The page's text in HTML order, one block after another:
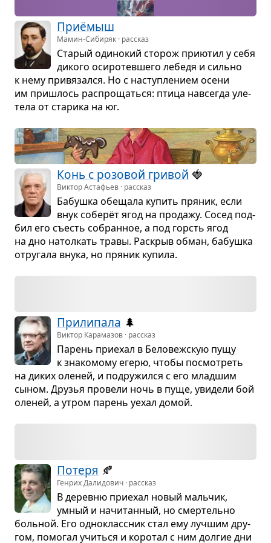
Приёмыш
Мамин-Сибиряк · рассказ
Ста­рый оди­но­кий сто­рож при­ю­тил у себя
дикого оси­ро­тев­шего лебедя и сильно
к нему при­вя­зался. Но с наступ­ле­нием осени
им при­шлось рас­про­щаться: птица навсе­гда уле­
тела от ста­рика на юг.
Конь с розо­вой гри­вой 🍓
Виктор Астафьев · рассказ
Бабушка обе­щала купить пря­ник, если
внук соберёт ягод на про­дажу. Сосед под­
бил его съесть собран­ное, а под горсть ягод
на дно натол­кать травы. Рас­крыв обман, бабушка
отру­гала внука, но пря­ник купила.
При­ли­пала 🌲
Виктор Карамазов · рассказ
Парень при­е­хал в Бело­веж­скую пущу
к зна­ко­мому егерю, чтобы посмот­реть
на диких оле­ней, и подру­жился с его млад­шим
сыном. Дру­зья про­вели ночь в пуще, уви­дели бой
оле­ней, а утром парень уехал домой.
Потеря 🍂
Генрих Далидович · рассказ
В деревню при­е­хал новый маль­чик,
умный и начи­тан­ный, но смер­тельно
боль­ной. Его одно­класс­ник стал ему луч­шим дру­
гом, помо­гал учиться и коро­тал с ним дол­гие дни